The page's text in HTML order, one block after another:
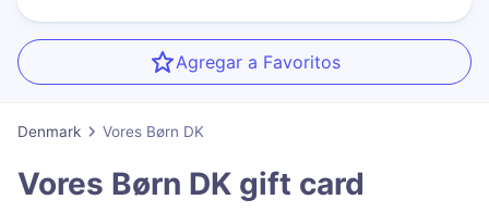
Agregar a Favoritos
Denmark Vores Børn DK
Vores Børn DK gift card